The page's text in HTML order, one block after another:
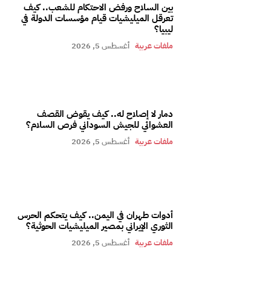
بين السلاح ورفض الاحتكام للشعب.. كيف
تعرقل الميليشيات قيام مؤسسات الدولة في
ليبيا؟
ملفات عربية أغسطس 5, 2026
دمار لا إصلاح له.. كيف يقوض القصف
العشوائي للجيش السوداني فرص السلام؟
ملفات عربية أغسطس 5, 2026
أدوات طهران في اليمن.. كيف يتحكم الحرس
الثوري الإيراني بمصير الميليشيات الحوثية؟
ملفات عربية أغسطس 5, 2026